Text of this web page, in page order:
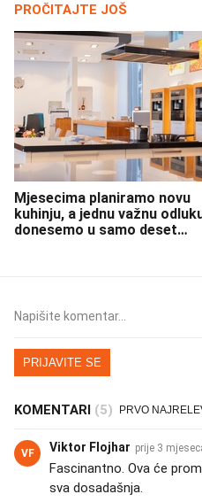
PROČITAJTE JOŠ
Mjesecima planiramo novu
kuhinju, a jednu važnu
donesemo u samo deset
PRIJAVITE SE
KOMENTARI (5)
VF Viktor Flojhar prije 3
Fascinantno. Ova će
sva dosadašnja.